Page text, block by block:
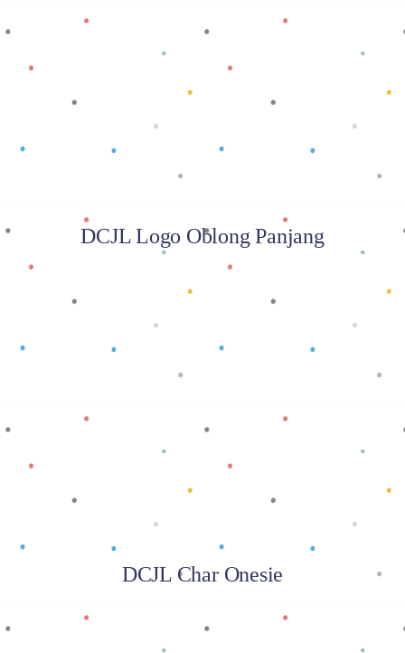
Baca selengkapnya
DCJL Logo Oblong Panjang
DCJL Char Onesie